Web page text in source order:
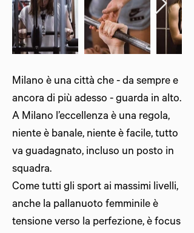
Milano è una città che - da sempre e
ancora di più adesso - guarda in alto.
A Milano l’eccellenza è una regola,
niente è banale, niente è facile, tutto
va guadagnato, incluso un posto in
squadra.
Come tutti gli sport ai massimi livelli,
anche la pallanuoto femminile è
tensione verso la perfezione, è focus